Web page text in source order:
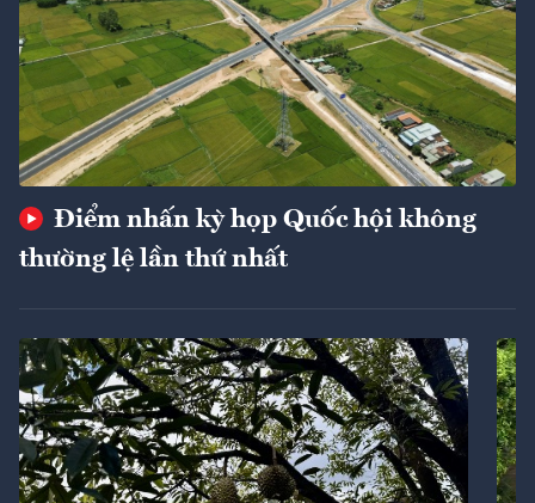
Điểm nhấn kỳ họp Quốc hội không
thường lệ lần thứ nhất